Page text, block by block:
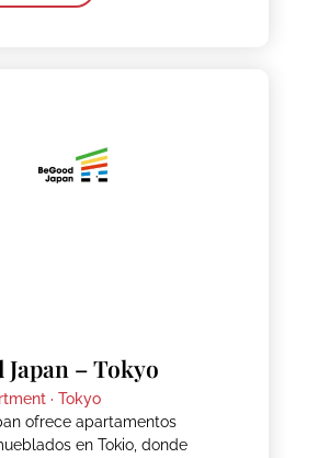
Japan – Tokyo
· Tokyo
ofrece apartamentos
en Tokio, donde